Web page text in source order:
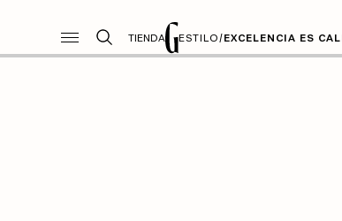
TIENDA ESTILO/EXCELENCIA ES